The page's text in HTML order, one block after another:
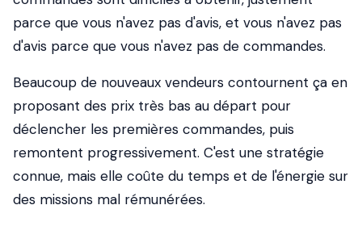
parce que vous n'avez pas d'avis, et vous n'avez pas
d'avis parce que vous n'avez pas de commandes.
Beaucoup de nouveaux vendeurs contournent ça en
proposant des prix très bas au départ pour
déclencher les premières commandes, puis
remontent progressivement. C'est une stratégie
connue, mais elle coûte du temps et de l'énergie sur
des missions mal rémunérées.